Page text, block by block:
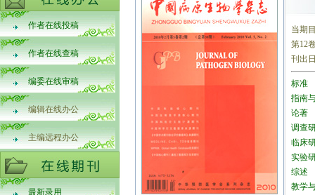
作者在线投稿
作者在线查稿
编委在线审稿
编辑在线办公
主编远程办公
最新录用
当期
第12
刊出
标准
指南
论著
调查
临床
实验
综述
教学